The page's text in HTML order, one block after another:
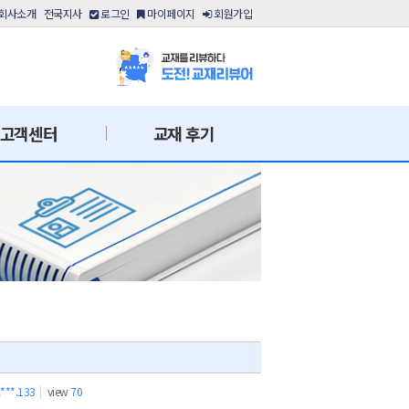
사소개 전국지사 로그인 마이페이지 회원가입
고객센터 교재 후기
| view 70